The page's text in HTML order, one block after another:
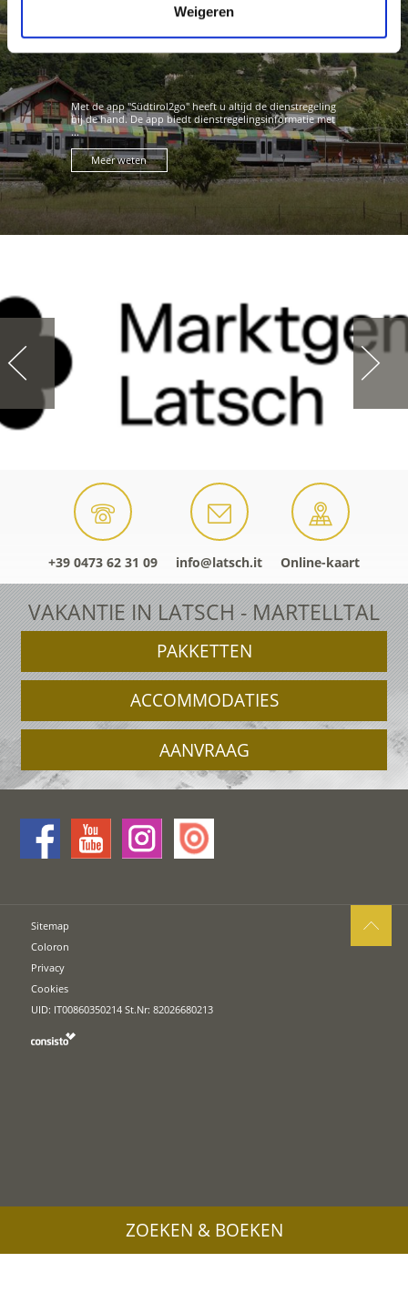
Weigeren
‘SÜDTIROL TO GO’-APP
Met de app "Südtirol2go" heeft u altijd de dienstregeling
bij de hand. De app biedt dienstregelingsinformatie met
...
Meer weten
+39 0473 62 31 09 info@latsch.it Online-kaart
VAKANTIE IN LATSCH - MARTELLTAL
PAKKETTEN
ACCOMMODATIES
AANVRAAG
Sitemap
Coloron
Privacy
Cookies
UID: IT00860350214 St.Nr: 82026680213
ZOEKEN & BOEKEN